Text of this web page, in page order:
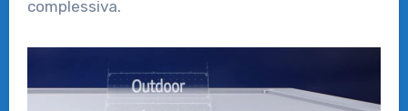
complessiva.